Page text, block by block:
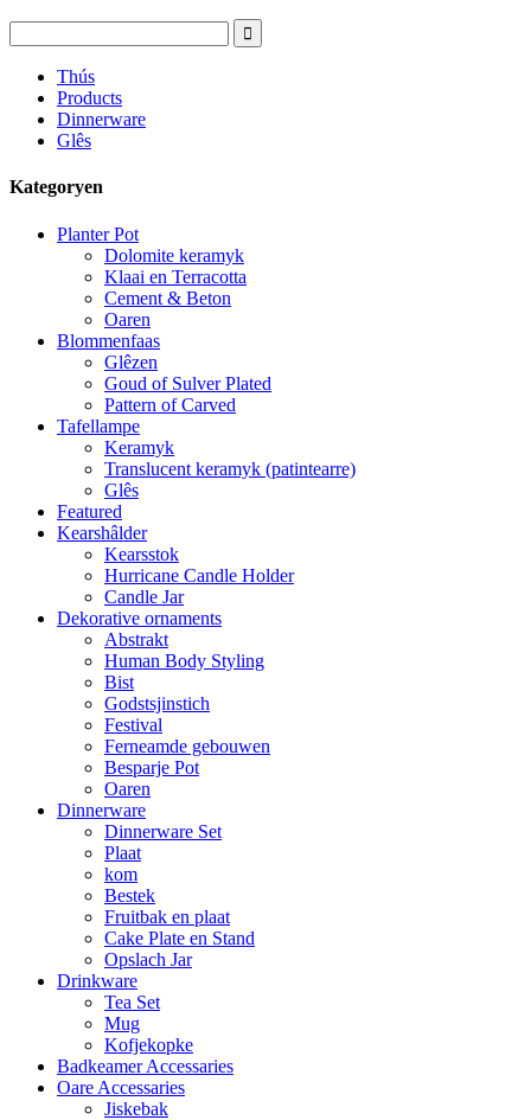
Thús
Products
Dinnerware
Glês
Kategoryen
Planter Pot
Dolomite keramyk
Klaai en Terracotta
Cement & Beton
Oaren
Blommenfaas
Glêzen
Goud of Sulver Plated
Pattern of Carved
Tafellampe
Keramyk
Translucent keramyk (patintearre)
Glês
Featured
Kearshâlder
Kearsstok
Hurricane Candle Holder
Candle Jar
Dekorative ornaments
Abstrakt
Human Body Styling
Bist
Godstsjinstich
Festival
Ferneamde gebouwen
Besparje Pot
Oaren
Dinnerware
Dinnerware Set
Plaat
kom
Bestek
Fruitbak en plaat
Cake Plate en Stand
Opslach Jar
Drinkware
Tea Set
Mug
Kofjekopke
Badkeamer Accessaries
Oare Accessaries
Jiskebak